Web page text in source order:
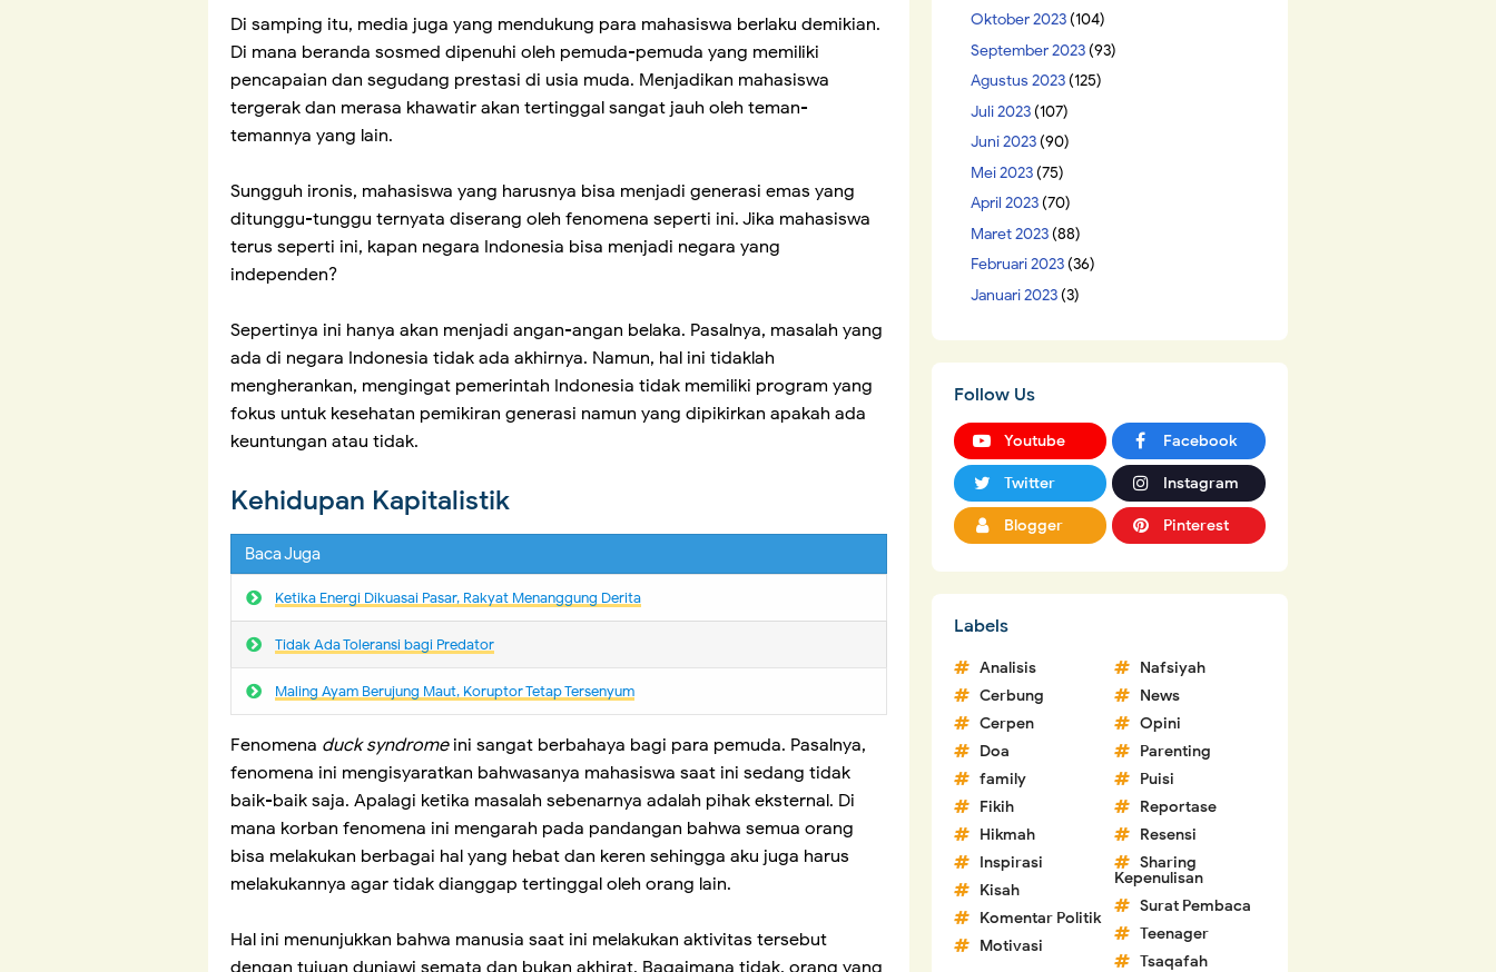
Di samping itu, media juga yang mendukung para mahasiswa berlaku demikian.
Di mana beranda sosmed dipenuhi oleh pemuda-pemuda yang memiliki
pencapaian dan segudang prestasi di usia muda. Menjadikan mahasiswa
tergerak dan merasa khawatir akan tertinggal sangat jauh oleh teman-
temannya yang lain.
Sungguh ironis, mahasiswa yang harusnya bisa menjadi generasi emas yang
ditunggu-tunggu ternyata diserang oleh fenomena seperti ini. Jika mahasiswa
terus seperti ini, kapan negara Indonesia bisa menjadi negara yang
independen?
Sepertinya ini hanya akan menjadi angan-angan belaka. Pasalnya, masalah yang
ada di negara Indonesia tidak ada akhirnya. Namun, hal ini tidaklah
mengherankan, mengingat pemerintah Indonesia tidak memiliki program yang
fokus untuk kesehatan pemikiran generasi namun yang dipikirkan apakah ada
keuntungan atau tidak.
Kehidupan Kapitalistik
Baca Juga
Ketika Energi Dikuasai Pasar, Rakyat Menanggung Derita
Tidak Ada Toleransi bagi Predator
Maling Ayam Berujung Maut, Koruptor Tetap Tersenyum
Fenomena duck syndromeini sangat berbahaya bagi para pemuda. Pasalnya,
fenomena ini mengisyaratkan bahwasanya mahasiswa saat ini sedang tidak
baik-baik saja. Apalagi ketika masalah sebenarnya adalah pihak eksternal. Di
mana korban fenomena ini mengarah pada pandangan bahwa semua orang
bisa melakukan berbagai hal yang hebat dan keren sehingga aku juga harus
melakukannya agar tidak dianggap tertinggal oleh orang lain.
Hal ini menunjukkan bahwa manusia saat ini melakukan aktivitas tersebut
dengan tujuan duniawi semata dan bukan akhirat. Bagaimana tidak, orang yang
Oktober 2023(104)
September 2023(93)
Agustus 2023(125)
Juli 2023(107)
Juni 2023(90)
Mei 2023(75)
April 2023(70)
Maret 2023(88)
Februari 2023(36)
Januari 2023(3)
Follow Us
Youtube Facebook
Twitter Instagram
Blogger Pinterest
Labels
Analisis
Cerbung
Cerpen
Doa
family
Fikih
Hikmah
Inspirasi
Kisah
Komentar Politik
Motivasi
Nafsiyah
News
Opini
Parenting
Puisi
Reportase
Resensi
Sharing
Kepenulisan
Surat Pembaca
Teenager
Tsaqafah